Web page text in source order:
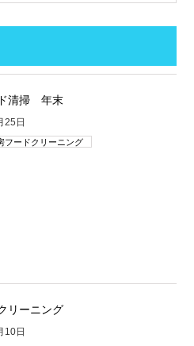
清掃 年末
25日
フードクリーニング
リーニング
10日